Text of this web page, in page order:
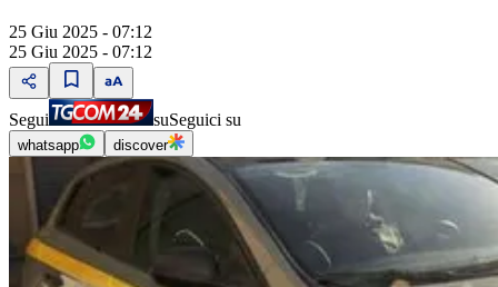
25 Giu 2025 - 07:12
25 Giu 2025 - 07:12
Segui suSeguici su
whatsapp discover